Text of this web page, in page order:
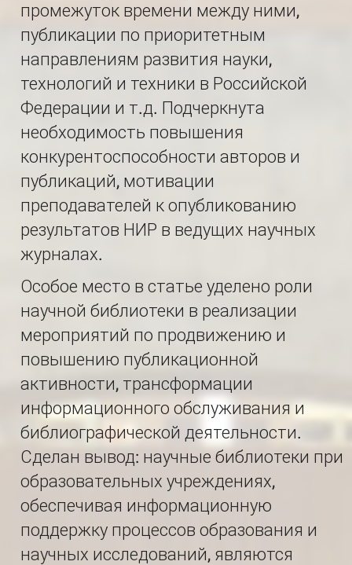
промежуток времени между ними,
публикации по приоритетным
направлениям развития науки,
технологий и техники в Российской
Федерации и т.д. Подчеркнута
необходимость повышения
конкурентоспособности авторов и
публикаций, мотивации
преподавателей к опубликованию
результатов НИР в ведущих научных
журналах.
Особое место в статье уделено роли
научной библиотеки в реализации
мероприятий по продвижению и
повышению публикационной
активности, трансформации
информационного обслуживания и
библиографической деятельности.
Сделан вывод: научные библиотеки при
образовательных учреждениях,
обеспечивая информационную
поддержку процессов образования и
научных исследований, являются